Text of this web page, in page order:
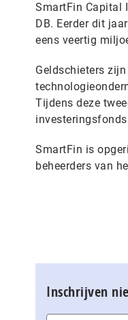
SmartFin Capital
DB. Eerder dit jaar
eens veertig
Geldschieters
Tijdens deze
SmartFin is
beheerders van
Inschrijven